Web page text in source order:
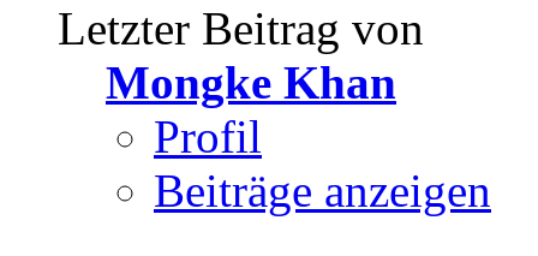
Letzter Beitrag von
Mongke Khan
Profil
Beiträge anzeigen